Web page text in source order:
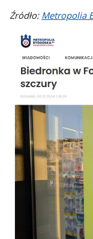
Źródło: Metropolia